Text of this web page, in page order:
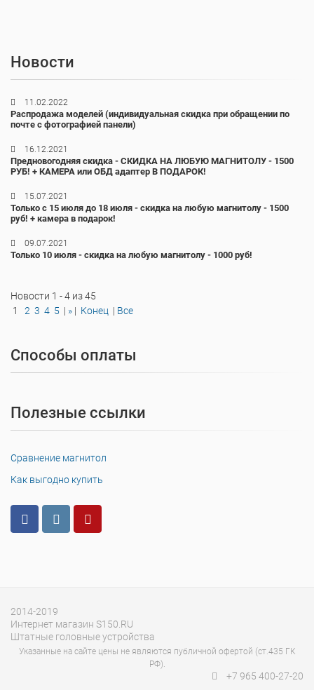
Новости
11.02.2022
Распродажа моделей (индивидуальная скидка при обращении по
почте с фотографией панели)
16.12.2021
Предновогодняя скидка - СКИДКА НА ЛЮБУЮ МАГНИТОЛУ - 1500
РУБ! + КАМЕРА или ОБД адаптер В ПОДАРОК!
15.07.2021
Только с 15 июля до 18 июля - скидка на любую магнитолу - 1500
руб! + камера в подарок!
09.07.2021
Только 10 июля - скидка на любую магнитолу - 1000 руб!
Новости 1 - 4 из 45
1
2 3 4 5 | » | Конец | Все
Способы оплаты
Полезные ссылки
Сравнение магнитол
Как выгодно купить
2014-2019
Интернет магазин S150.RU
Штатные головные устройства
Указанные на сайте цены не являются публичной офертой (ст.435 ГК
РФ).
+7 965 400-27-20